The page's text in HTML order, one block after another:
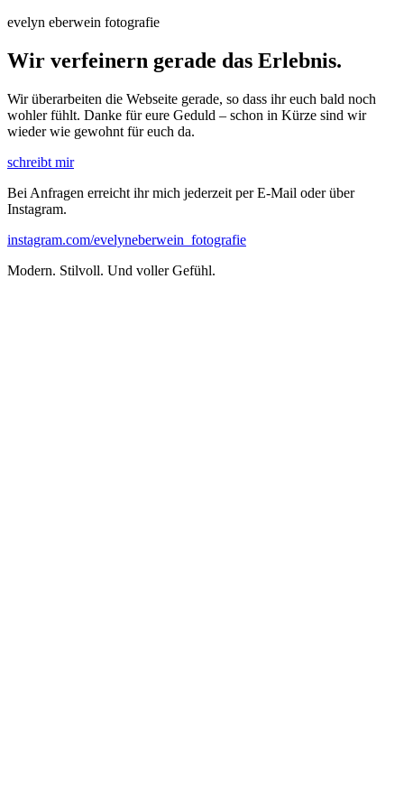
evelyn eberwein fotografie
Wir verfeinern gerade das Erlebnis.
Wir überarbeiten die Webseite gerade, so dass ihr euch bald noch
wohler fühlt. Danke für eure Geduld – schon in Kürze sind wir
wieder wie gewohnt für euch da.
schreibt mir
Bei Anfragen erreicht ihr mich jederzeit per E-Mail oder über
Instagram.
instagram.com/evelyneberwein_fotografie
Modern. Stilvoll. Und voller Gefühl.